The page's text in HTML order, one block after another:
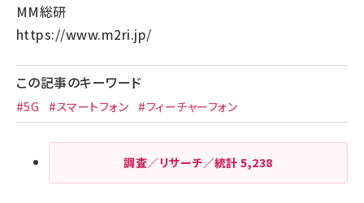
MM総研
https://www.m2ri.jp/
この記事のキーワード
#5G #スマートフォン #フィーチャーフォン
調査／リサーチ／統計5,238